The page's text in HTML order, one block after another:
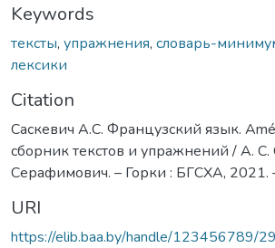
Keywords
тексты, упражнения, словарь-
лексики
Citation
Саскевич А.С. Французский язык.
сборник текстов и упражнений / А. С.
Серафимович. – Горки : БГСХА, 2021.
URI
https://elib.baa.by/handle/123456789/